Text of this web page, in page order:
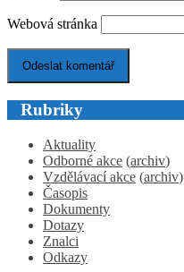
Webová stránka
Rubriky
Aktuality
Odborné akce (archiv)
Vzdělávací akce (archiv)
Časopis
Dokumenty
Dotazy
Znalci
Odkazy